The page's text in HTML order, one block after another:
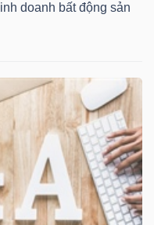
doanh bất động sản